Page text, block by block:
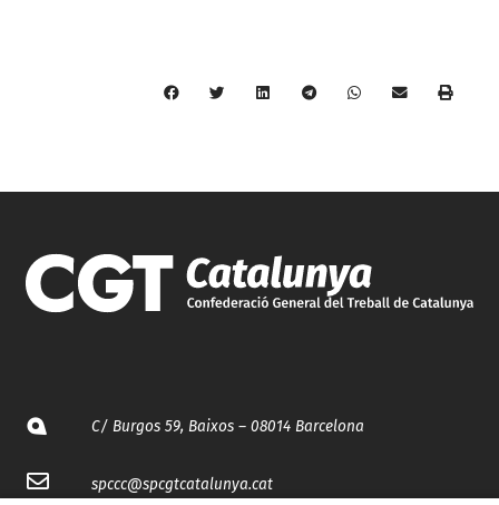
C/ Burgos 59, Baixos – 08014 Barcelona
spccc@spcgtcatalunya.cat